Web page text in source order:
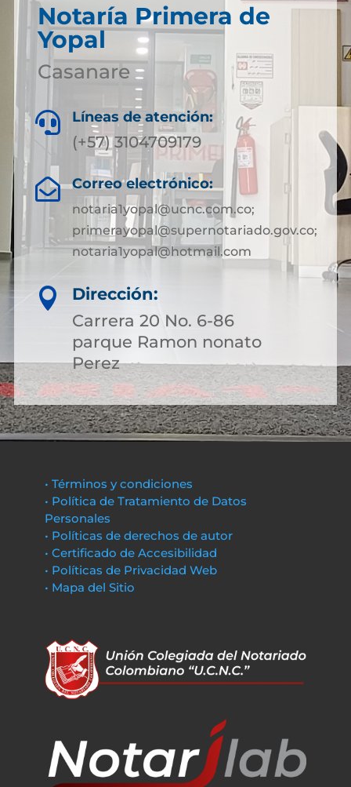
Notaría Primera de
Yopal
Casanare
 Líneas de atención:
(+57) 3104709179
 Correo electrónico:
notaria1yopal@ucnc.com.co;
primerayopal@supernotariado.gov.co;
notaria1yopal@hotmail.com

Dirección:
Carrera 20 No. 6-86
parque Ramon nonato
Perez
• Términos y condiciones
• Política de Tratamiento de Datos
Personales
• Políticas de derechos de autor
• Certificado de Accesibilidad
• Políticas de Privacidad Web
• Mapa del Sitio